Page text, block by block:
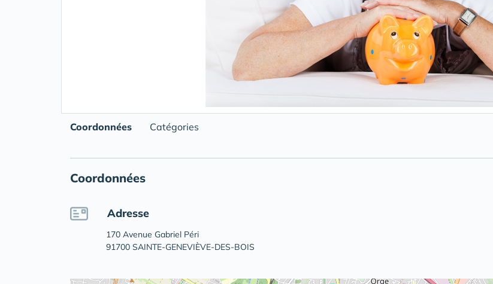
Coordonnées Catégories
Coordonnées
Adresse
170 Avenue Gabriel Péri
91700 SAINTE-GENEVIÈVE-DES-BOIS